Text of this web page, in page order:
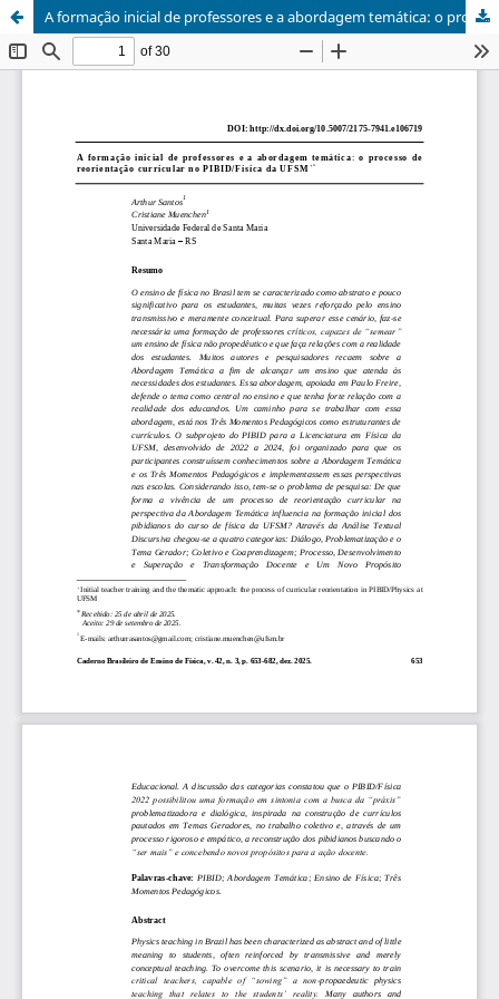
A formação inicial de professores e a abordagem temática: o processo de reorientação curricular no PIBID/Física da UFSM